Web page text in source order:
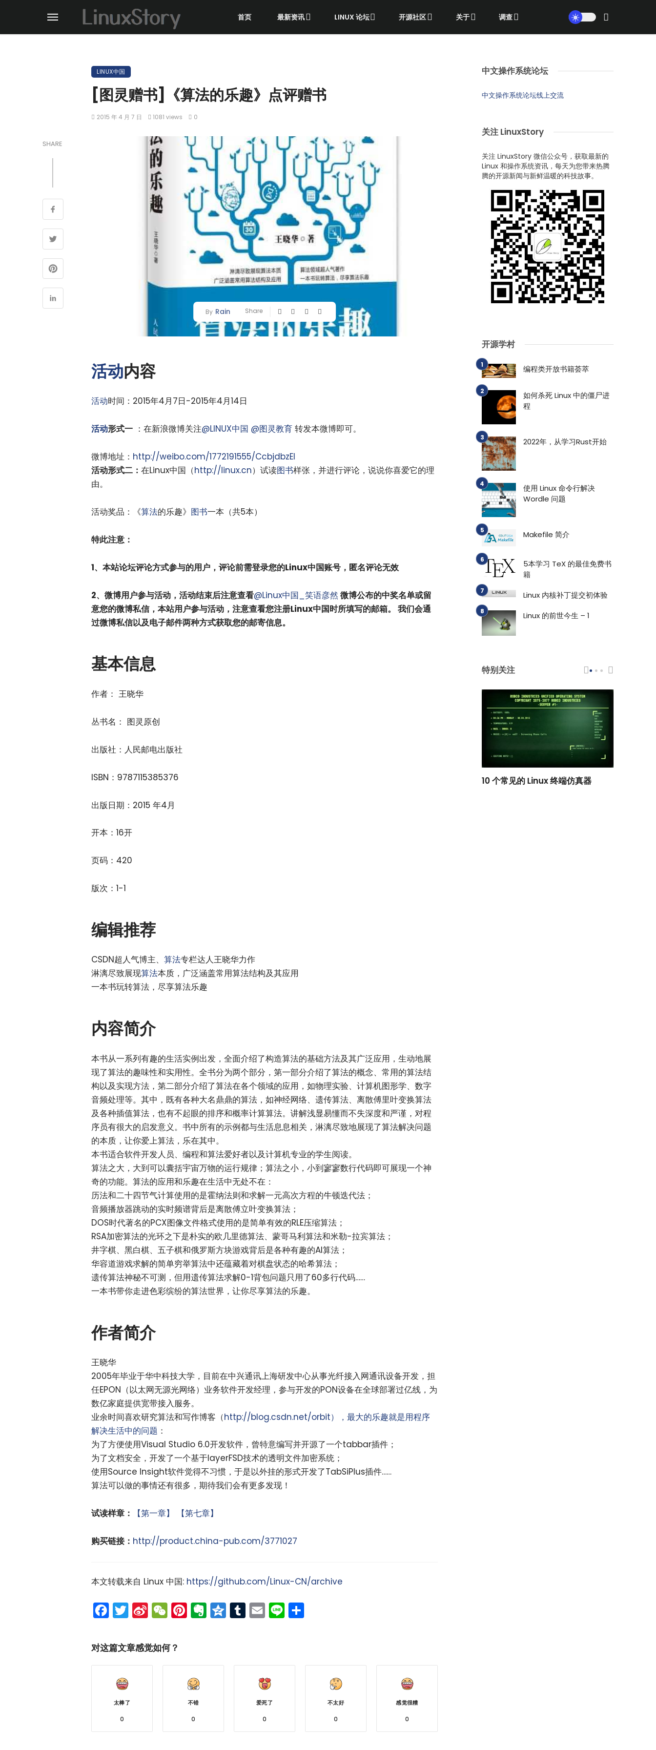
首页 最新资讯 LINUX 论坛 开源社区 关于 调查
LINUX中国
[图灵赠书]《算法的乐趣》点评赠书
2015 年 4 月 7 日 1081 views 0
SHARE
By Rain Share
活动内容
活动时间：2015年4月7日-2015年4月14日
活动形式一 ：在新浪微博关注@LINUX中国 @图灵教育 转发本微博即可。
微博地址： http://weibo.com/1772191555/CcbjdbzEI
活动形式二： 在Linux中国（http://linux.cn）试读图书样张，并进行评论，说说你喜爱它的理
由。
活动奖品：《算法的乐趣》 图书一本（共5本）
特此注意：
1、本站论坛评论方式参与的用户，评论前需登录您的Linux中国账号，匿名评论无效
2、微博用户参与活动，活动结束后注意查看@Linux中国_笑语彦然 微博公布的中奖名单或留
意您的微博私信，本站用户参与活动，注意查看您注册Linux中国时所填写的邮箱。 我们会通
过微博私信以及电子邮件两种方式获取您的邮寄信息。
基本信息
作者： 王晓华
丛书名： 图灵原创
出版社：人民邮电出版社
ISBN：9787115385376
出版日期：2015 年4月
开本：16开
页码：420
版次：1-1
编辑推荐
CSDN超人气博主、 算法专栏达人王晓华力作
淋漓尽致展现算法本质，广泛涵盖常用算法结构及其应用
一本书玩转算法，尽享算法乐趣
内容简介
本书从一系列有趣的生活实例出发，全面介绍了构造算法的基础方法及其广泛应用，生动地展
现了算法的趣味性和实用性。全书分为两个部分，第一部分介绍了算法的概念、常用的算法结
构以及实现方法，第二部分介绍了算法在各个领域的应用，如物理实验、计算机图形学、数字
音频处理等。其中，既有各种大名鼎鼎的算法，如神经网络、遗传算法、离散傅里叶变换算法
及各种插值算法，也有不起眼的排序和概率计算算法。讲解浅显易懂而不失深度和严谨，对程
序员有很大的启发意义。书中所有的示例都与生活息息相关，淋漓尽致地展现了算法解决问题
的本质，让你爱上算法，乐在其中。
本书适合软件开发人员、编程和算法爱好者以及计算机专业的学生阅读。
算法之大，大到可以囊括宇宙万物的运行规律；算法之小，小到寥寥数行代码即可展现一个神
奇的功能。算法的应用和乐趣在生活中无处不在：
历法和二十四节气计算使用的是霍纳法则和求解一元高次方程的牛顿迭代法；
音频播放器跳动的实时频谱背后是离散傅立叶变换算法；
DOS时代著名的PCX图像文件格式使用的是简单有效的RLE压缩算法；
RSA加密算法的光环之下是朴实的欧几里德算法、蒙哥马利算法和米勒-拉宾算法；
井字棋、黑白棋、五子棋和俄罗斯方块游戏背后是各种有趣的AI算法；
华容道游戏求解的简单穷举算法中还蕴藏着对棋盘状态的哈希算法；
遗传算法神秘不可测，但用遗传算法求解0-1背包问题只用了60多行代码……
一本书带你走进色彩缤纷的算法世界，让你尽享算法的乐趣。
作者简介
王晓华
2005年毕业于华中科技大学，目前在中兴通讯上海研发中心从事光纤接入网通讯设备开发，担
任EPON（以太网无源光网络）业务软件开发经理，参与开发的PON设备在全球部署过亿线，为
数亿家庭提供宽带接入服务。
业余时间喜欢研究算法和写作博客（http://blog.csdn.net/orbit），最大的乐趣就是用程序
解决生活中的问题 ：
为了方便使用Visual Studio 6.0开发软件，曾特意编写并开源了一个tabbar插件；
为了文档安全，开发了一个基于layerFSD技术的透明文件加密系统；
使用Source Insight软件觉得不习惯，于是以外挂的形式开发了TabSiPlus插件……
算法可以做的事情还有很多，期待我们会有更多发现！
试读样章： 【第一章】 【第七章】
购买链接： http://product.china-pub.com/3771027
本文转载来自 Linux 中国: https://github.com/Linux-CN/archive
Facebook
Twitter
Sina
Weibo
WeChat
Pinterest
Evernote
Qzone
Tumblr
Email
Line
对这篇文章感觉如何？
太棒了
0
不错
0
爱死了
0
不太好
0
感觉很糟
0
中文操作系统论坛
中文操作系统论坛线上交流
关注 LinuxStory
关注 LinuxStory 微信公众号，获取最新的
Linux 和操作系统资讯，每天为您带来热腾
腾的开源新闻与新鲜温暖的科技故事。
开源学村
编程类开放书籍荟萃
如何杀死 Linux 中的僵尸进
程
2022年，从学习Rust开始
使用 Linux 命令行解决
Wordle 问题
Makefile 简介
5本学习 TeX 的最佳免费书
籍
Linux 内核补丁提交初体验
Linux 的前世今生 – 1
特别关注
10 个常见的 Linux 终端仿真器